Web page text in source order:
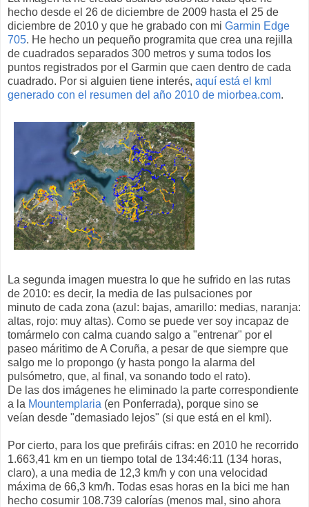
hecho desde el 26 de diciembre de 2009 hasta el 25 de
diciembre de 2010 y que he grabado con mi Garmin Edge
705. He hecho un pequeño programita que crea una rejilla
de cuadrados separados 300 metros y suma todos los
puntos registrados por el Garmin que caen dentro de cada
cuadrado. Por si alguien tiene interés, aquí está el kml
generado con el resumen del año 2010 de miorbea.com.
La segunda imagen muestra lo que he sufrido en las rutas
de 2010: es decir, la media de las pulsaciones por
minuto de cada zona (azul: bajas, amarillo: medias, naranja:
altas, rojo: muy altas). Como se puede ver soy incapaz de
tomármelo con calma cuando salgo a "entrenar" por el
paseo máritimo de A Coruña, a pesar de que siempre que
salgo me lo propongo (y hasta pongo la alarma del
pulsómetro, que, al final, va sonando todo el rato).
De las dos imágenes he eliminado la parte correspondiente
a la Mountemplaria (en Ponferrada), porque sino se
veían desde "demasiado lejos" (si que está en el kml).
Por cierto, para los que prefiráis cifras: en 2010 he recorrido
1.663,41 km en un tiempo total de 134:46:11 (134 horas,
claro), a una media de 12,3 km/h y con una velocidad
máxima de 66,3 km/h. Todas esas horas en la bici me han
hecho cosumir 108.739 calorías (menos mal, sino ahora